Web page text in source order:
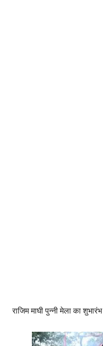
राजिम माघी पुन्नी मेला का